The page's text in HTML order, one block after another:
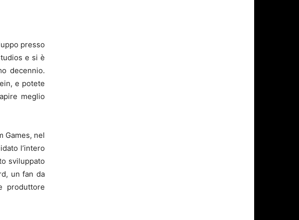
presso
e si è
decennio.
e potete
meglio
Games, nel
l’intero
sviluppato
un fan da
produttore